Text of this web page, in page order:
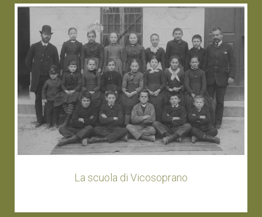
La scuola di Vicosoprano